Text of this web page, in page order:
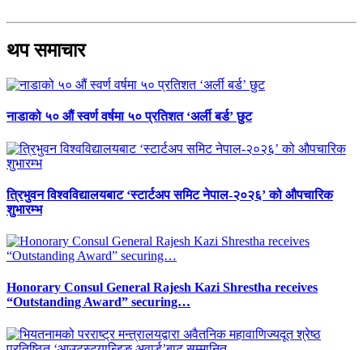
थप समाचार
नाडाको ५० औं स्वर्ण वर्षमा ५० प्रतिशत ‘अर्ली बर्ड’ छुट
त्रिभुवन विश्वविद्यालयबाट ‘स्टार्टअप समिट नेपाल-२०२६’ को औपचारिक
शुभारम्भ
Honorary Consul General Rajesh Kazi Shrestha receives
“Outstanding Award” securing…